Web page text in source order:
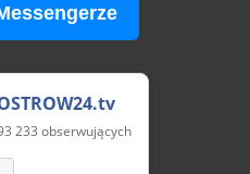
233 obserwujących